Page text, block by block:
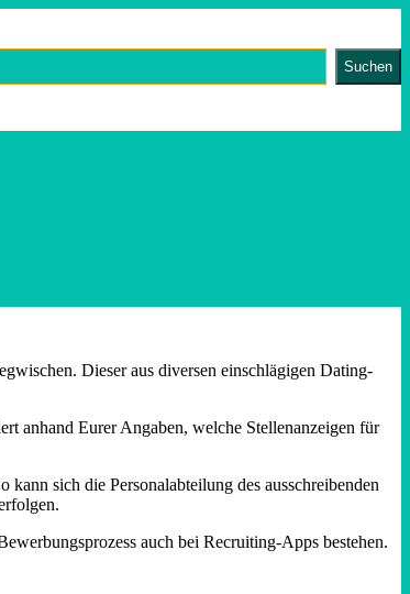
Suchen
Dieser aus diversen einschlägigen Dating-
anhand Eurer Angaben, welche Stellenanzeigen für
sich die Personalabteilung des ausschreibenden
auch bei Recruiting-Apps bestehen.